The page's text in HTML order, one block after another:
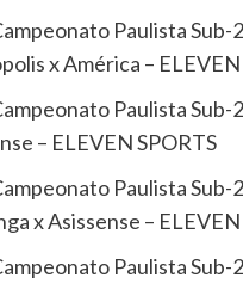
Paulista Sub-
x América – ELEVEN
Paulista Sub-
– ELEVEN SPORTS
Paulista Sub-
x Asissense – ELEVEN
Paulista Sub-